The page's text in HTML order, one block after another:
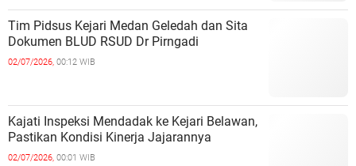
Tim Pidsus Kejari Medan Geledah dan Sita
Dokumen BLUD RSUD Dr Pirngadi
02/07/2026, 00:12 WIB
Kajati Inspeksi Mendadak ke Kejari Belawan,
Pastikan Kondisi Kinerja Jajarannya
02/07/2026, 00:01 WIB